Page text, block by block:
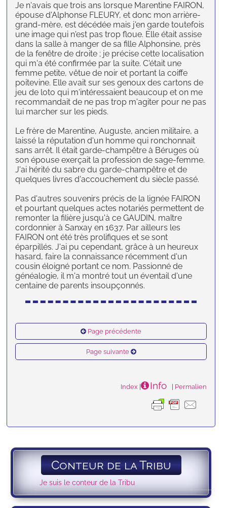
Je n'avais que trois ans lorsque Marentine FAIRON,
épouse d'Alphonse FLEURY, et donc mon arrière-
grand-mère, est décédée mais j'en garde toutefois
une image qui n'est pas trop floue. Elle était assise
dans la salle à manger de sa fille Alphonsine, près
de la fenêtre de droite ; je précise cette localisation
qui m'a été confirmée par la suite. C'était une
femme petite, vêtue de noir et portant la coiffe
poitevine. Elle avait sur ses genoux des cartons de
jeu de loto qui m'intéressaient beaucoup et on me
recommandait de ne pas trop m'agiter pour ne pas
lui marcher sur les pieds.
Le frère de Marentine, Auguste, ancien militaire, a
laissé la réputation d'un homme qui ronchonnait
sans arrêt. Il était garde-champêtre à Béruges où
son épouse exerçait la profession de sage-femme.
J'ai hérité du sabre du garde-champêtre et de
quelques livres d'accouchement du siècle passé.
Pas d'autres souvenirs précis de la lignée FAIRON
et pourtant quelques actes notariés permettent de
remonter la filière jusqu'à ce GAUDIN, maître
cordonnier à Sanxay en 1637. Par ailleurs les
FAIRON ont été très prolifiques et se sont
éparpillés. J'ai pu cependant, grâce à un heureux
hasard, faire la connaissance récemment d'un
cousin éloigné portant ce nom. Passionné de
généalogie, il m'a montré tout un éventail d'une
centaine de parents insoupçonnés.
Page précédente
Page suivante
Index | Info | Permalien
Conteur de la Tribu
Je suis le conteur de la Tribu